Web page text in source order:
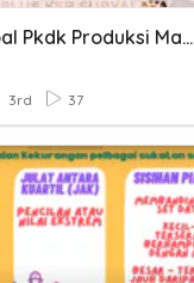
Latihan Soal Pkdk Produksi Massal
3rd 37